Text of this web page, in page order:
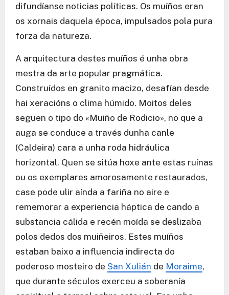
difundíanse noticias políticas. Os muíños eran
os xornais daquela época, impulsados pola pura
forza da natureza.
A arquitectura destes muíños é unha obra
mestra da arte popular pragmática.
Construídos en granito macizo, desafían desde
hai xeracións o clima húmido. Moitos deles
seguen o tipo do «Muiño de Rodicio», no que a
auga se conduce a través dunha canle
(Caldeira) cara a unha roda hidráulica
horizontal. Quen se sitúa hoxe ante estas ruínas
ou os exemplares amorosamente restaurados,
case pode ulir aínda a fariña no aire e
rememorar a experiencia háptica de cando a
substancia cálida e recén moída se deslizaba
polos dedos dos muiñeiros. Estes muíños
estaban baixo a influencia indirecta do
poderoso mosteiro de San Xulián de Moraime,
que durante séculos exerceu a soberanía